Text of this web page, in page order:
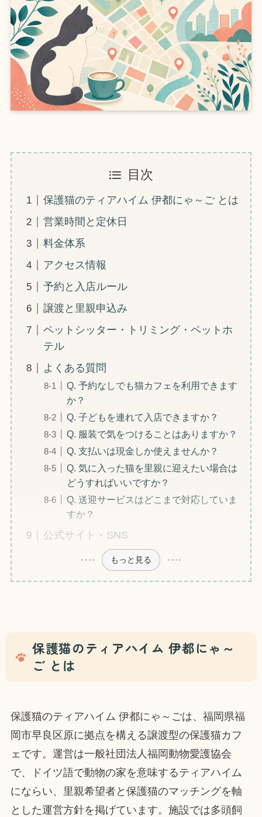
目次
保護猫のティアハイム 伊都にゃ～ご とは
営業時間と定休日
料金体系
アクセス情報
予約と入店ルール
譲渡と里親申込み
ペットシッター・トリミング・ペットホ
テル
よくある質問
Q. 予約なしでも猫カフェを利用できます
か？
Q. 子どもを連れて入店できますか？
Q. 服装で気をつけることはありますか？
Q. 支払いは現金しか使えませんか？
Q. 気に入った猫を里親に迎えたい場合は
どうすればいいですか？
Q. 送迎サービスはどこまで対応していま
すか？
公式サイト・SNS
もっと見る
保護猫のティアハイム 伊都にゃ～
ご とは
保護猫のティアハイム 伊都にゃ～ごは、福岡県福
岡市早良区原に拠点を構える譲渡型の保護猫カフ
ェです。運営は一般社団法人福岡動物愛護協会
で、ドイツ語で動物の家を意味するティアハイム
にならい、里親希望者と保護猫のマッチングを軸
とした運営方針を掲げています。施設では多頭飼